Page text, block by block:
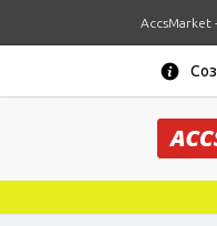
AccsMarket